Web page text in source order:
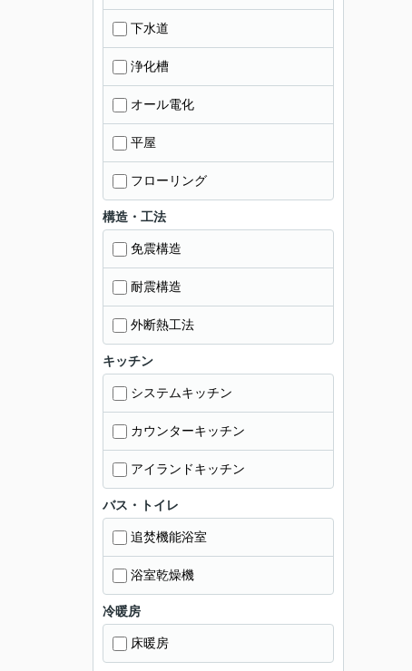
下水道
浄化槽
オール電化
平屋
フローリング
構造・工法
免震構造
耐震構造
外断熱工法
キッチン
システムキッチン
カウンターキッチン
アイランドキッチン
バス・トイレ
追焚機能浴室
浴室乾燥機
冷暖房
床暖房